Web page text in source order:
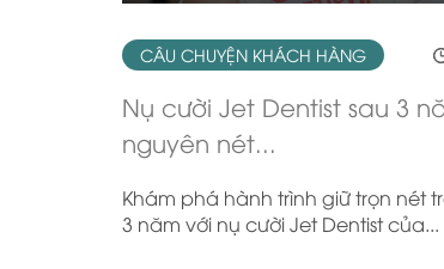
CÂU CHUYỆN KHÁCH HÀNG
Nụ cười Jet Dentist sau 3
nguyên nét...
Khám phá hành trình giữ trọn nét
3 năm với nụ cười Jet Dentist của...